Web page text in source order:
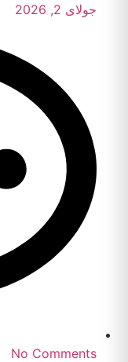
جولای 2, 2026
No Comments